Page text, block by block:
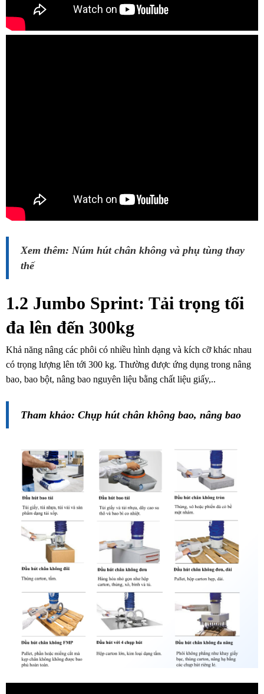
Xem thêm: Núm hút chân không và phụ tùng thay
thế
1.2 Jumbo Sprint: Tải trọng tối
đa lên đến 300kg
Khả năng nâng các phôi có nhiều hình dạng và kích cỡ khác nhau
có trọng lượng lên tới 300 kg. Thường được ứng dụng trong nâng
bao, bao bột, nâng bao nguyên liệu bằng chất liệu giấy,..
Tham khảo: Chụp hút chân không bao, nâng bao